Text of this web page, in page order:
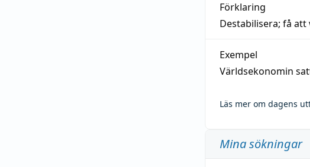
Förklaring
Destabilisera; få att
Exempel
Världsekonomin
Läs mer om dagens
Mina sökningar